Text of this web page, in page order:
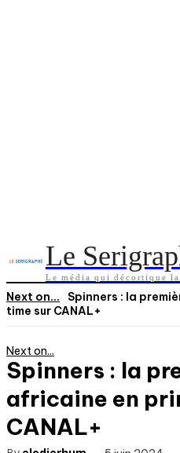
Le
Le média qui décortique
Next on...
Spinners : la
time sur CANAL+
Next on...
Spinners : la
africaine en
CANAL+